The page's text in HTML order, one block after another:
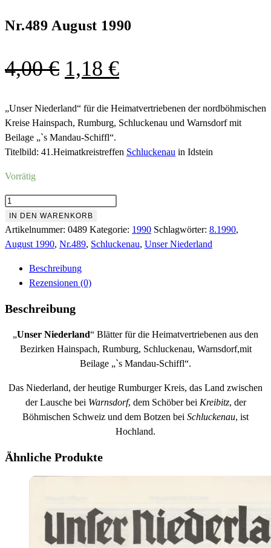
Nr.489 August 1990
4,00€ Ursprünglicher
war:
4,00 €
1,18 €Aktueller
ist:
1,18 €.
„Unser Niederland“ für die Heimatvertriebenen der nordböhmischen
Kreise Hainspach, Rumburg, Schluckenau und Warnsdorf mit
Beilage „`s Mandau-Schiffl“.
Titelbild: 41.Heimatkreistreffen Schluckenau in Idstein
Vorrätig
Nr.489
August
1990
Menge
IN DEN WARENKORB
Artikelnummer: 0489 Kategorie: 1990 Schlagwörter: 8.1990,
August 1990, Nr.489, Schluckenau, Unser Niederland
Beschreibung
Rezensionen (0)
Beschreibung
„Unser Niederland“ Blätter für die Heimatvertriebenen aus den
Bezirken Hainspach, Rumburg, Schluckenau, Warnsdorf,mit
Beilage „`s Mandau-Schiffl“.
Das Niederland, der heutige Rumburger Kreis, das Land zwischen
der Lausche bei Warnsdorf, dem Schöber bei Kreibitz, der
Böhmischen Schweiz und dem Botzen bei Schluckenau, ist
Hochland.
Ähnliche Produkte